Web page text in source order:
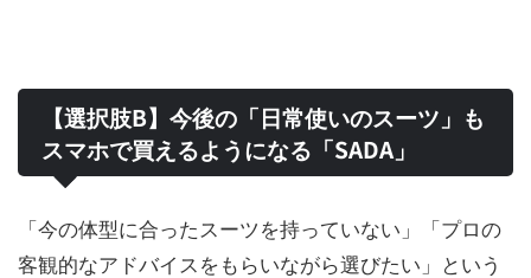
【選択肢B】今後の「日常使いのスーツ」も
スマホで買えるようになる「SADA」
「今の体型に合ったスーツを持っていない」「プロの
客観的なアドバイスをもらいながら選びたい」という